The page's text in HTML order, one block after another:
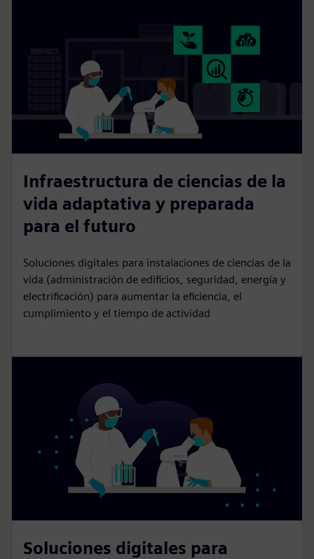
Infraestructura de ciencias de la
vida adaptativa y preparada
para el futuro
Soluciones digitales para instalaciones de ciencias de la
vida (administración de edificios, seguridad, energía y
electrificación) para aumentar la eficiencia, el
cumplimiento y el tiempo de actividad
Soluciones digitales para